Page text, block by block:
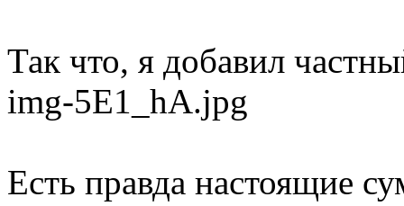
Так что, я добавил
img-5E1_hA.jpg
Есть правда настоящие